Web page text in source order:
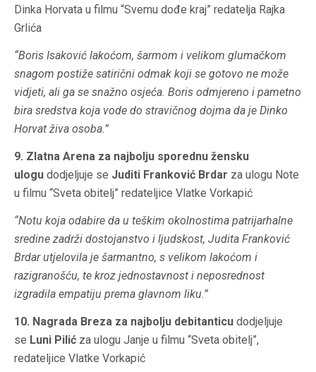
Dinka Horvata u filmu “Svemu dođe kraj” redatelja Rajka
Grlića
“Boris Isaković lakoćom, šarmom i velikom glumačkom
snagom postiže satirični odmak koji se gotovo ne može
vidjeti, ali ga se snažno osjeća. Boris odmjereno i pametno
bira sredstva koja vode do stravičnog dojma da je Dinko
Horvat živa osoba.”
9. Zlatna Arena za najbolju sporednu žensku
ulogu dodjeljuje se Juditi Franković Brdar za ulogu Note
u filmu “Sveta obitelj” redateljice Vlatke Vorkapić
“Notu koja odabire da u teškim okolnostima patrijarhalne
sredine zadrži dostojanstvo i ljudskost, Judita Franković
Brdar utjelovila je šarmantno, s velikom lakoćom i
razigranošću, te kroz jednostavnost i neposrednost
izgradila empatiju prema glavnom liku.”
10. Nagrada Breza za najbolju debitanticu dodjeljuje
se Luni Pilić za ulogu Janje u filmu “Sveta obitelj”,
redateljice Vlatke Vorkapić